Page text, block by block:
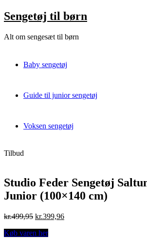
Skip
to
Sengetøj til børn
Alt om sengesæt til børn
Baby sengetøj
Guide til junior sengetøj
Voksen sengetøj
Tilbud
Studio Feder Sengetøj
Junior (100×140 cm)
kr.499,95 Original
was:
kr.399,96Current
Køb varen her